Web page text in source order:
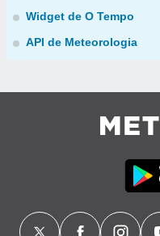
Widget de O Tempo
API de Meteorologia